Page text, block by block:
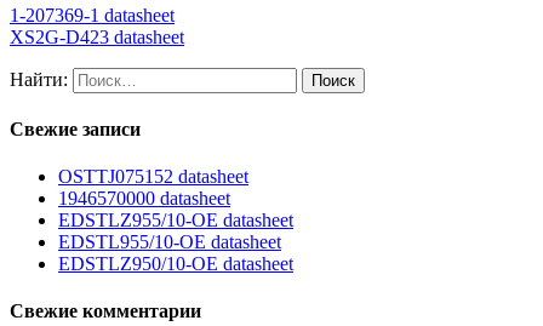
1-207369-1 datasheet
XS2G-D423 datasheet
Найти:
Свежие записи
OSTTJ075152 datasheet
1946570000 datasheet
EDSTLZ955/10-OE datasheet
EDSTL955/10-OE datasheet
EDSTLZ950/10-OE datasheet
Свежие комментарии